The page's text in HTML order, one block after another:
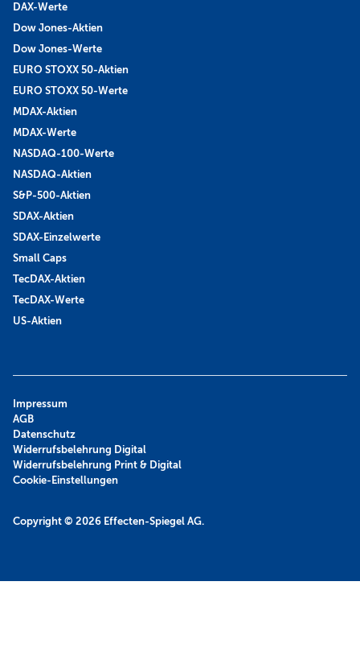
DAX-Werte
Dow Jones-Aktien
Dow Jones-Werte
EURO STOXX 50-Aktien
EURO STOXX 50-Werte
MDAX-Aktien
MDAX-Werte
NASDAQ-100-Werte
NASDAQ-Aktien
S&P-500-Aktien
SDAX-Aktien
SDAX-Einzelwerte
Small Caps
TecDAX-Aktien
TecDAX-Werte
US-Aktien
Copyright © 2026 Effecten-Spiegel AG.
Impressum
AGB
Datenschutz
Widerrufsbelehrung Digital
Widerrufsbelehrung Print & Digital
Cookie-Einstellungen